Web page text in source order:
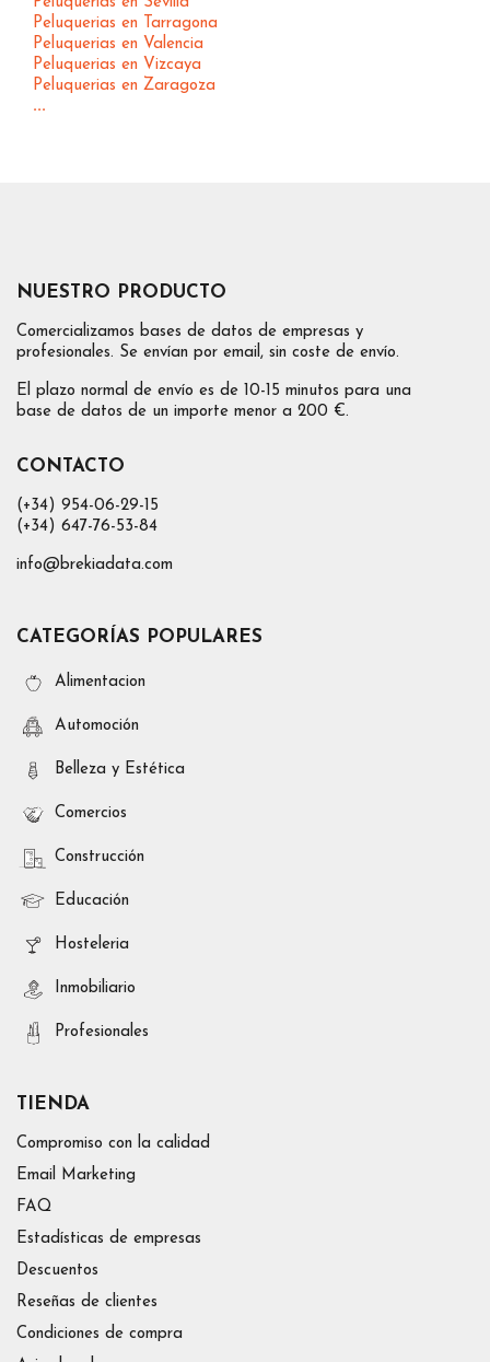
Peluquerias en Tarragona
Peluquerias en Valencia
Peluquerias en Vizcaya
Peluquerias en Zaragoza
...
NUESTRO PRODUCTO
Comercializamos bases de datos de empresas y
profesionales. Se envían por email, sin coste de envío.
El plazo normal de envío es de 10-15 minutos para una
base de datos de un importe menor a 200 €.
CONTACTO
(+34) 954-06-29-15
(+34) 647-76-53-84
info@brekiadata.com
CATEGORÍAS POPULARES
Alimentacion
Automoción
Belleza y Estética
Comercios
Construcción
Educación
Hosteleria
Inmobiliario
Profesionales
TIENDA
Compromiso con la calidad
Email Marketing
FAQ
Estadísticas de empresas
Descuentos
Reseñas de clientes
Condiciones de compra